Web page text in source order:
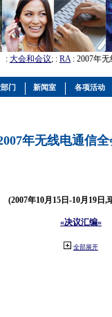
: 大会和会议; : RA: 2007年
年无线电通信
(2007年10月15日-10月19日,
«决议汇编»
全部展开
门 新闻室 各项活动